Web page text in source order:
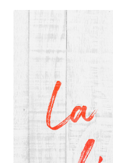
NOS BOUTIQUES